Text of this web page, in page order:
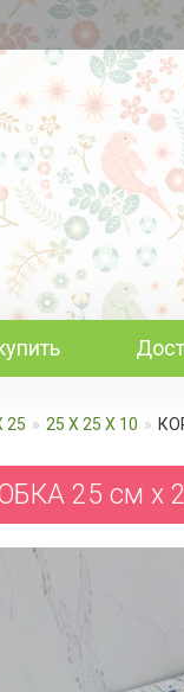
25 25 Х 25 Х 10
25 см х